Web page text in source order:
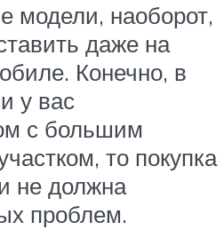
модели, наоборот,
даже на
Конечно, в
у вас
с большим
то покупка
не должна
проблем.